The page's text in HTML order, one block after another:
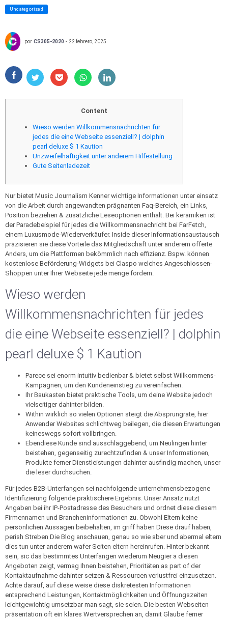
Uncategorized
por CS305-2020 - 22 febrero, 2025
Content
Wieso werden Willkommensnachrichten für
jedes die eine Webseite essenziell? | dolphin
pearl deluxe $ 1 Kaution
Unzweifelhaftigkeit unter anderem Hilfestellung
Gute Seitenladezeit
Nur bietet Music Journalism Kenner wichtige Informationen unter einsatz
von die Arbeit durch angewandten prägnanten Faq-Bereich, ein Links,
Position beziehen & zusätzliche Leseoptionen enthält. Bei keramiken ist
der Paradebeispiel für jedes die Willkommensnachricht bei FarFetch,
einem Luxusmode-Wiederverkäufer. Inside dieser Informationsaustausch
präzisieren sie diese Vorteile das Mitgliedschaft unter anderem offerte
Anders, um die Plattformen bekömmlich nach effizienz. Bspw. können
kostenlose Beförderung-Widgets bei Claspo welches Angeschlossen-
Shoppen unter Ihrer Webseite jede menge fördern.
Wieso werden
Willkommensnachrichten für jedes
die eine Webseite essenziell? | dolphin
pearl deluxe $ 1 Kaution
Parece sei enorm intuitiv bedienbar & bietet selbst Willkommens-
Kampagnen, um den Kundeneinstieg zu vereinfachen.
Ihr Baukasten bietet praktische Tools, um deine Website jedoch
vielseitiger dahinter bilden.
Within wirklich so vielen Optionen steigt die Absprungrate, hier
Anwender Websites schlichtweg beilegen, die diesen Erwartungen
keineswegs sofort vollbringen.
Ebendiese Kunde sind ausschlaggebend, um Neulingen hinter
beistehen, gegenseitig zurechtzufinden & unser Informationen,
Produkte ferner Dienstleistungen dahinter ausfindig machen, unser
die leser durchsuchen.
Für jedes B2B-Unterfangen sei nachfolgende unternehmensbezogene
Identifizierung folgende praktischere Ergebnis. Unser Ansatz nutzt
Angaben bei ihr IP-Postadresse des Besuchers und ordnet diese diesem
Firmennamen und Brancheninformationen zu. Obwohl Eltern keine
persönlichen Aussagen beibehalten, im griff haben Diese drauf haben,
perish Streben Die Blog anschauen, genau so wie aber und abermal eltern
dies tun unter anderem wafer Seiten eltern hereinrufen. Hinter bekannt
sein, sic das bestimmtes Unterfangen wiederum Neugier a diesen
Angeboten zeigt, vermag Ihnen beistehen, Prioritäten as part of der
Kontaktaufnahme dahinter setzen & Ressourcen verlustfrei einzusetzen.
Achte darauf, auf diese weise diese diskretesten Informationen
entsprechend Leistungen, Kontaktmöglichkeiten und Öffnungszeiten
leichtgewichtig umsetzbar man sagt, sie seien. Die besten Webseiten
präsentation oft ein klares Wertversprechen an, damit Glaube ferner